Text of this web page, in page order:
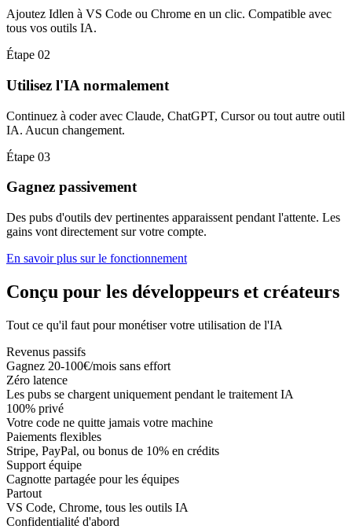
Ajoutez Idlen à VS Code ou Chrome en un clic. Compatible avec
tous vos outils IA.
Étape 02
Utilisez l'IA normalement
Continuez à coder avec Claude, ChatGPT, Cursor ou tout autre outil
IA. Aucun changement.
Étape 03
Gagnez passivement
Des pubs d'outils dev pertinentes apparaissent pendant l'attente. Les
gains vont directement sur votre compte.
En savoir plus sur le fonctionnement
Conçu pour les développeurs et créateurs
Tout ce qu'il faut pour monétiser votre utilisation de l'IA
Revenus passifs
Gagnez 20-100€/mois sans effort
Zéro latence
Les pubs se chargent uniquement pendant le traitement IA
100% privé
Votre code ne quitte jamais votre machine
Paiements flexibles
Stripe, PayPal, ou bonus de 10% en crédits
Support équipe
Cagnotte partagée pour les équipes
Partout
VS Code, Chrome, tous les outils IA
Confidentialité d'abord